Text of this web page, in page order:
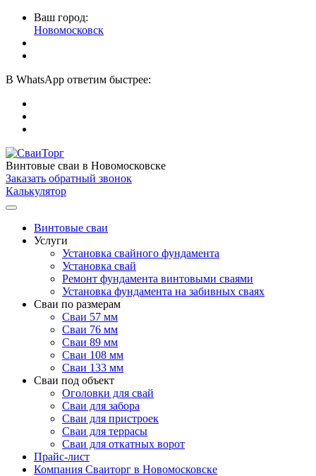
Ваш город:
Новомосковск
В WhatsApp ответим быстрее:
Винтовые сваи в Новомосковске
Заказать обратный звонок
Калькулятор
Винтовые сваи
Услуги
Установка свайного фундамента
Установка свай
Ремонт фундамента винтовыми сваями
Установка фундамента на забивных сваях
Сваи по размерам
Сваи 57 мм
Сваи 76 мм
Сваи 89 мм
Сваи 108 мм
Сваи 133 мм
Сваи под объект
Оголовки для свай
Сваи для забора
Сваи для пристроек
Сваи для террасы
Сваи для откатных ворот
Прайс-лист
Компания Сваиторг в Новомосковске